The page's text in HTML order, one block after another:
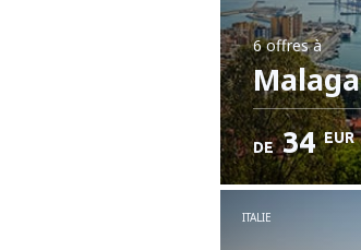
6 offresà
Malaga
DE 34 EUR
ITALIE